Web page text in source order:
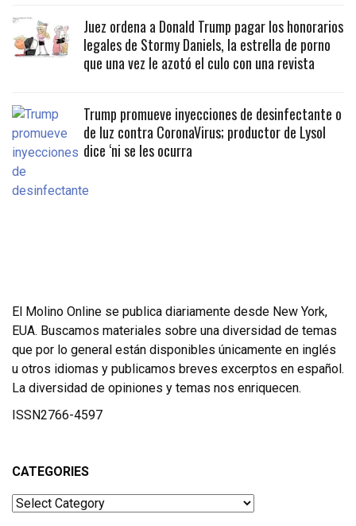
Juez ordena a Donald Trump pagar los honorarios
legales de Stormy Daniels, la estrella de porno
que una vez le azotó el culo con una revista
Trump promueve inyecciones de desinfectante o
de luz contra CoronaVirus; productor de Lysol
dice ‘ni se les ocurra
El Molino Online se publica diariamente desde New York,
EUA. Buscamos materiales sobre una diversidad de temas
que por lo general están disponibles únicamente en inglés
u otros idiomas y publicamos breves excerptos en español.
La diversidad de opiniones y temas nos enriquecen.
ISSN2766-4597
CATEGORIES
Categories